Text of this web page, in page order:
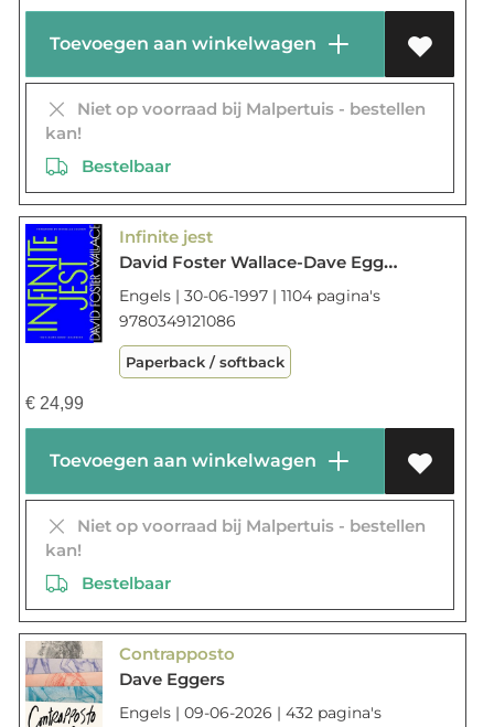
Toevoegen aan winkelwagen
Niet op voorraad bij Malpertuis - bestellen
kan!
Bestelbaar
Infinite jest
David Foster Wallace-Dave Eggers-Tom Bissell
Engels | 30-06-1997 | 1104 pagina's
9780349121086
Paperback / softback
€24,99
Toevoegen aan winkelwagen
Niet op voorraad bij Malpertuis - bestellen
kan!
Bestelbaar
Contrapposto
Dave Eggers
Engels | 09-06-2026 | 432 pagina's